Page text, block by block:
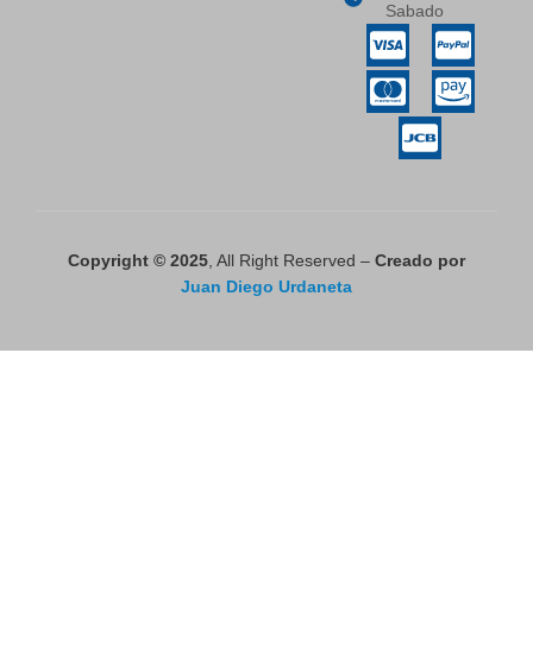
Sabado
Copyright © 2025, All Right Reserved – Creado por
Juan Diego Urdaneta